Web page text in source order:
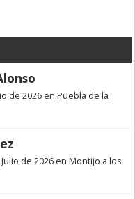
de 2026 en Puebla de la
de 2026 en Montijo a los